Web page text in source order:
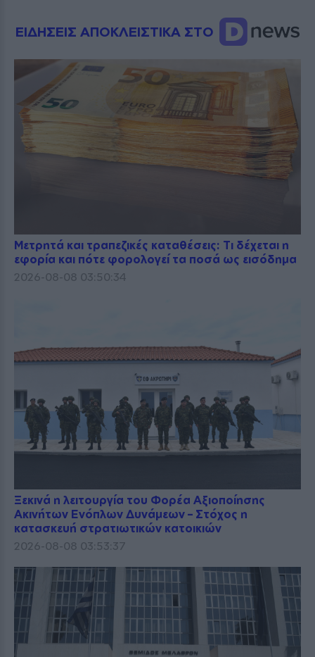
ΕΙΔΗΣΕΙΣ ΑΠΟΚΛΕΙΣΤΙΚΑ ΣΤΟ
Μετρητά και τραπεζικές καταθέσεις: Τι δέχεται η
εφορία και πότε φορολογεί τα ποσά ως εισόδημα
2026-08-08 03:50:34
Ξεκινά η λειτουργία του Φορέα Αξιοποίησης
Ακινήτων Ενόπλων Δυνάμεων – Στόχος η
κατασκευή στρατιωτικών κατοικιών
2026-08-08 03:53:37